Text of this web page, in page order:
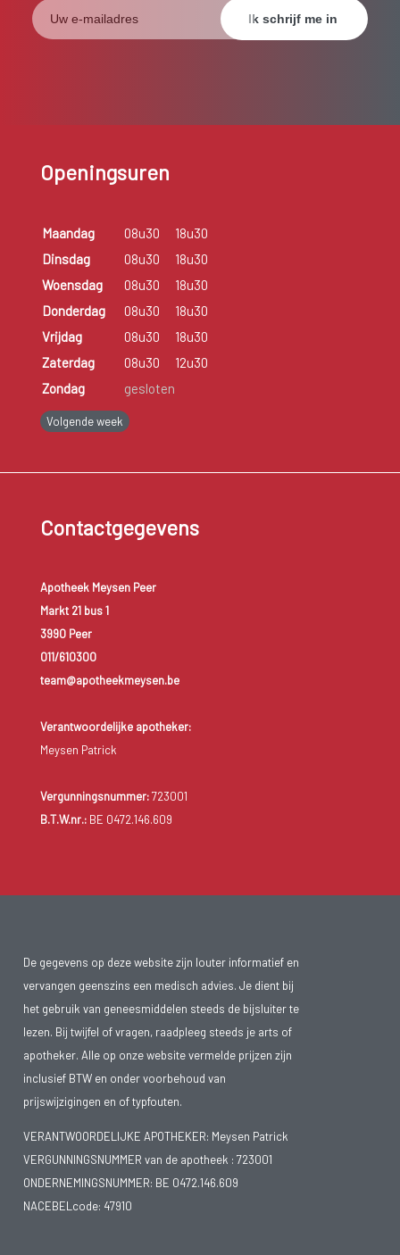
Openingsuren
Maandag 08u30
18u30
Dinsdag
08u30
18u30
Woensdag
08u30
18u30
Donderdag
08u30
18u30
Vrijdag
08u30
18u30
Zaterdag
08u30
12u30
Zondag
gesloten
Volgende week
Contactgegevens
Apotheek Meysen Peer
Markt 21 bus 1
3990 Peer
011/610300
team@apotheekmeysen.be
Verantwoordelijke apotheker:
Meysen Patrick
Vergunningsnummer:723001
B.T.W.nr.:BE 0472.146.609
De gegevens op deze website zijn louter informatief en
vervangen geenszins een medisch advies. Je dient bij
het gebruik van geneesmiddelen steeds de bijsluiter te
lezen. Bij twijfel of vragen, raadpleeg steeds je arts of
apotheker. Alle op onze website vermelde prijzen zijn
inclusief BTW en onder voorbehoud van
prijswijzigingen en of typfouten.
VERANTWOORDELIJKE APOTHEKER: Meysen Patrick
VERGUNNINGSNUMMER van de apotheek : 723001
ONDERNEMINGSNUMMER: BE 0472.146.609
NACEBELcode: 47910